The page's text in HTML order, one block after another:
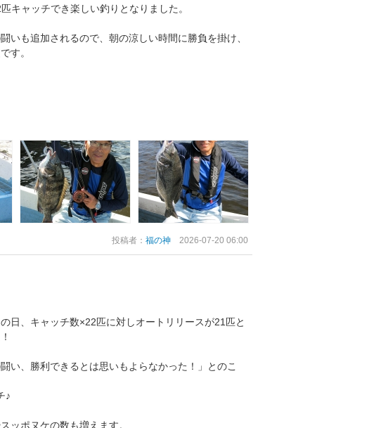
キャッチでき楽しい釣りとなりました。
いも追加されるので、朝の涼しい時間に勝負を掛け、
す。
投稿者： 福の神 2026-07-20 06:00
日、キャッチ数×22匹に対しオートリリースが21匹と
い、勝利できるとは思いもよらなかった！」とのこ
♪
ッポヌケの数も増えます。